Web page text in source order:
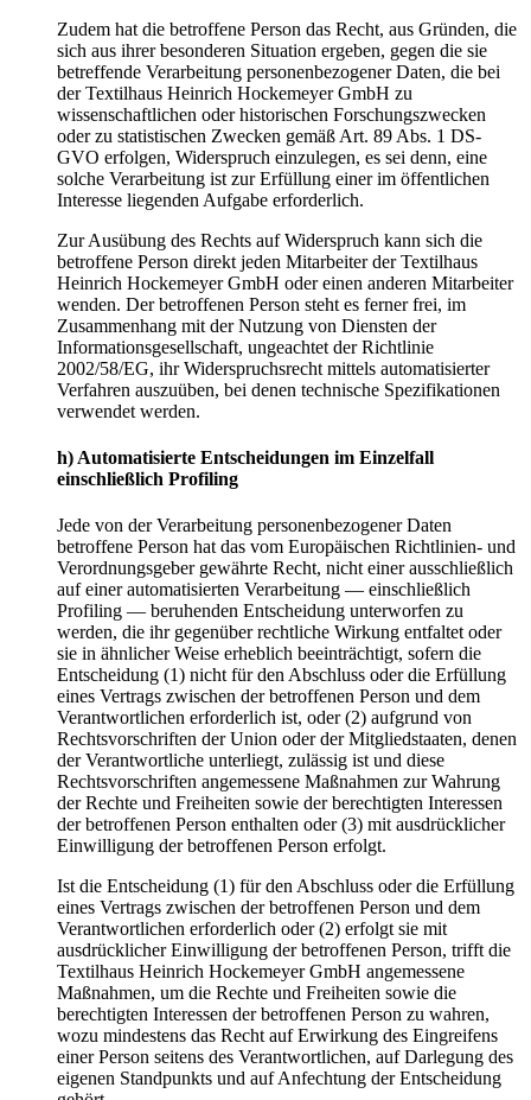
Zudem hat die betroffene Person das Recht, aus Gründen, die
sich aus ihrer besonderen Situation ergeben, gegen die sie
betreffende Verarbeitung personenbezogener Daten, die bei
der Textilhaus Heinrich Hockemeyer GmbH zu
wissenschaftlichen oder historischen Forschungszwecken
oder zu statistischen Zwecken gemäß Art. 89 Abs. 1 DS-
GVO erfolgen, Widerspruch einzulegen, es sei denn, eine
solche Verarbeitung ist zur Erfüllung einer im öffentlichen
Interesse liegenden Aufgabe erforderlich.
Zur Ausübung des Rechts auf Widerspruch kann sich die
betroffene Person direkt jeden Mitarbeiter der Textilhaus
Heinrich Hockemeyer GmbH oder einen anderen Mitarbeiter
wenden. Der betroffenen Person steht es ferner frei, im
Zusammenhang mit der Nutzung von Diensten der
Informationsgesellschaft, ungeachtet der Richtlinie
2002/58/EG, ihr Widerspruchsrecht mittels automatisierter
Verfahren auszuüben, bei denen technische Spezifikationen
verwendet werden.
h) Automatisierte Entscheidungen im Einzelfall
einschließlich Profiling
Jede von der Verarbeitung personenbezogener Daten
betroffene Person hat das vom Europäischen Richtlinien- und
Verordnungsgeber gewährte Recht, nicht einer ausschließlich
auf einer automatisierten Verarbeitung — einschließlich
Profiling — beruhenden Entscheidung unterworfen zu
werden, die ihr gegenüber rechtliche Wirkung entfaltet oder
sie in ähnlicher Weise erheblich beeinträchtigt, sofern die
Entscheidung (1) nicht für den Abschluss oder die Erfüllung
eines Vertrags zwischen der betroffenen Person und dem
Verantwortlichen erforderlich ist, oder (2) aufgrund von
Rechtsvorschriften der Union oder der Mitgliedstaaten, denen
der Verantwortliche unterliegt, zulässig ist und diese
Rechtsvorschriften angemessene Maßnahmen zur Wahrung
der Rechte und Freiheiten sowie der berechtigten Interessen
der betroffenen Person enthalten oder (3) mit ausdrücklicher
Einwilligung der betroffenen Person erfolgt.
Ist die Entscheidung (1) für den Abschluss oder die Erfüllung
eines Vertrags zwischen der betroffenen Person und dem
Verantwortlichen erforderlich oder (2) erfolgt sie mit
ausdrücklicher Einwilligung der betroffenen Person, trifft die
Textilhaus Heinrich Hockemeyer GmbH angemessene
Maßnahmen, um die Rechte und Freiheiten sowie die
berechtigten Interessen der betroffenen Person zu wahren,
wozu mindestens das Recht auf Erwirkung des Eingreifens
einer Person seitens des Verantwortlichen, auf Darlegung des
eigenen Standpunkts und auf Anfechtung der Entscheidung